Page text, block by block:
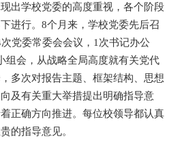
出学校党委的高度重视，各个阶段
进行。8个月来，学校党委先后召
党委常委会会议，1次书记办公
组会，从战略全局高度就有关党代
多次对报告主题、框架结构、思想
及有关重大举措提出明确指导意
正确方向推进。每位校领导都认真
的指导意见。